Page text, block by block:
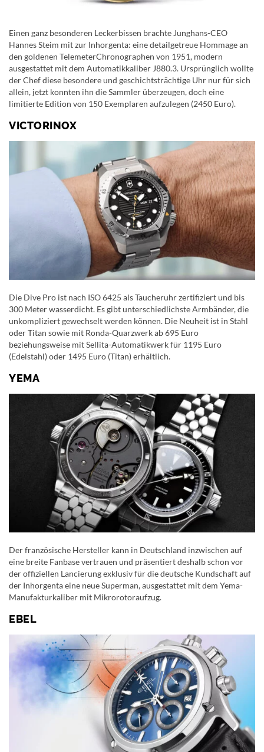
Einen ganz besonderen Leckerbissen brachte Junghans-CEO
Hannes Steim mit zur Inhorgenta: eine detailgetreue Hommage an
den goldenen TelemeterChronographen von 1951, modern
ausgestattet mit dem Automatikkaliber J880.3. Ursprünglich wollte
der Chef diese besondere und geschichtsträchtige Uhr nur für sich
allein, jetzt konnten ihn die Sammler überzeugen, doch eine
limitierte Edition von 150 Exemplaren aufzulegen (2450 Euro).
VICTORINOX
Die Dive Pro ist nach ISO 6425 als Taucheruhr zertifiziert und bis
300 Meter wasserdicht. Es gibt unterschiedlichste Armbänder, die
unkompliziert gewechselt werden können. Die Neuheit ist in Stahl
oder Titan sowie mit Ronda-Quarzwerk ab 695 Euro
beziehungsweise mit Sellita-Automatikwerk für 1195 Euro
(Edelstahl) oder 1495 Euro (Titan) erhältlich.
YEMA
Der französische Hersteller kann in Deutschland inzwischen auf
eine breite Fanbase vertrauen und präsentiert deshalb schon vor
der offiziellen Lancierung exklusiv für die deutsche Kundschaft auf
der Inhorgenta eine neue Superman, ausgestattet mit dem Yema-
Manufakturkaliber mit Mikrorotoraufzug.
EBEL